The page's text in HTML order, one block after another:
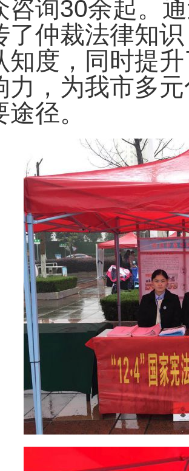
咨询30余起。
了仲裁法律知
知度，同时提
力，为我市多
径。